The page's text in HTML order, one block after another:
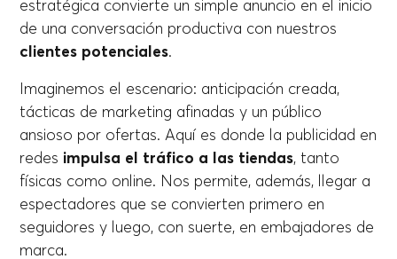
estratégica convierte un simple anuncio en el inicio
de una conversación productiva con nuestros
clientes potenciales.
Imaginemos el escenario: anticipación creada,
tácticas de marketing afinadas y un público
ansioso por ofertas. Aquí es donde la publicidad en
redes impulsa el tráfico a las tiendas, tanto
físicas como online. Nos permite, además, llegar a
espectadores que se convierten primero en
seguidores y luego, con suerte, en embajadores de
marca.